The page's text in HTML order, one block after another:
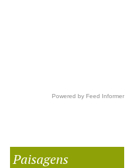
Powered by Feed Informer
Paisagens